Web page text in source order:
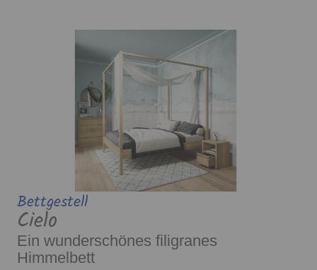
Bettgestell
Cielo
Ein wunderschönes filigranes
Himmelbett